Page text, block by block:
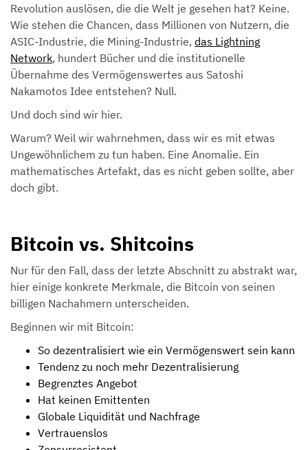
Revolution auslösen, die die Welt je gesehen hat? Keine.
Wie stehen die Chancen, dass Millionen von Nutzern, die
ASIC-Industrie, die Mining-Industrie, das Lightning
Network, hundert Bücher und die institutionelle
Übernahme des Vermögenswertes aus Satoshi
Nakamotos Idee entstehen? Null.
Und doch sind wir hier.
Warum? Weil wir wahrnehmen, dass wir es mit etwas
Ungewöhnlichem zu tun haben. Eine Anomalie. Ein
mathematisches Artefakt, das es nicht geben sollte, aber
doch gibt.
Bitcoin vs. Shitcoins
Nur für den Fall, dass der letzte Abschnitt zu abstrakt war,
hier einige konkrete Merkmale, die Bitcoin von seinen
billigen Nachahmern unterscheiden.
Beginnen wir mit Bitcoin:
So dezentralisiert wie ein Vermögenswert sein kann
Tendenz zu noch mehr Dezentralisierung
Begrenztes Angebot
Hat keinen Emittenten
Globale Liquidität und Nachfrage
Vertrauenslos